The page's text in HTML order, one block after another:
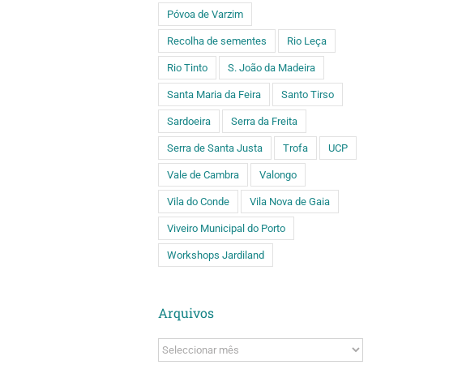
Póvoa de Varzim
Recolha de sementes Rio Leça
Rio Tinto S. João da Madeira
Santa Maria da Feira Santo Tirso
Sardoeira Serra da Freita
Serra de Santa Justa Trofa UCP
Vale de Cambra Valongo
Vila do Conde Vila Nova de Gaia
Viveiro Municipal do Porto
Workshops Jardiland
Arquivos
Arquivos